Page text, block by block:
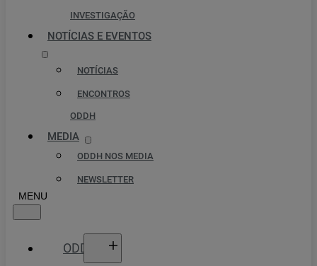
INVESTIGAÇÃO
NOTÍCIAS E EVENTOS
NOTÍCIAS
ENCONTROS
ODDH
MEDIA
ODDH NOS MEDIA
NEWSLETTER
ODDH